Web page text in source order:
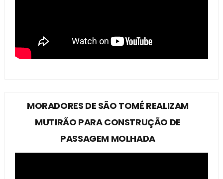
MORADORES DE SÃO TOMÉ REALIZAM
MUTIRÃO PARA CONSTRUÇÃO DE
PASSAGEM MOLHADA